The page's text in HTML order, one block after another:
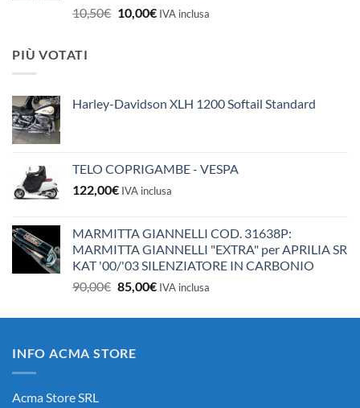
10,50€ Il
10,00€IlIVA inclusa
PIÙ VOTATI
Harley-Davidson XLH 1200 Softail Standard
TELO COPRIGAMBE - VESPA
122,00€ IVA inclusa
MARMITTA GIANNELLI COD. 31638P:
MARMITTA GIANNELLI "EXTRA" per APRILIA SR
KAT '00/'03 SILENZIATORE IN CARBONIO
90,00€ Il
originale
90,00€.
85,00€Il
attuale
IVA inclusa
INFO ACMA STORE
Acma Store SRL